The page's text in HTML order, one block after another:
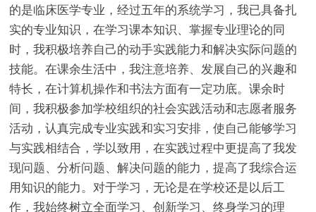
的是临床医学专业，经过五年的系统学习，我已具备扎
实的专业知识，在学习课本知识、掌握专业理论的同
时，我积极培养自己的动手实践能力和解决实际问题的
技能。在课余生活中，我注意培养、发展自己的兴趣和
特长，在计算机操作和书法方面有一定功底。课余时
间，我积极参加学校组织的社会实践活动和志愿者服务
活动，认真完成专业实践和实习安排，使自己能够学习
与实践相结合，学以致用，在实践过程中更提高了我发
现问题、分析问题、解决问题的能力，提高了我综合运
用知识的能力。对于学习，无论是在学校还是以后工
作，我始终树立全面学习、创新学习、终身学习的理